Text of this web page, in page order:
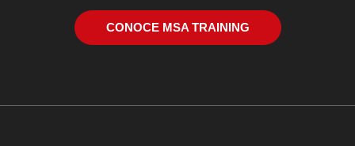
CONOCE MSA TRAINING